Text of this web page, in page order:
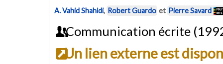
A. Vahid Shahidi, Robert Guardo et Pierre Savard
Communication écrite
Un lien externe est